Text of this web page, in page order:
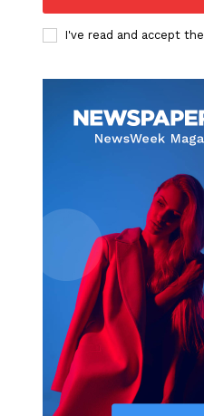
I've read and accept the